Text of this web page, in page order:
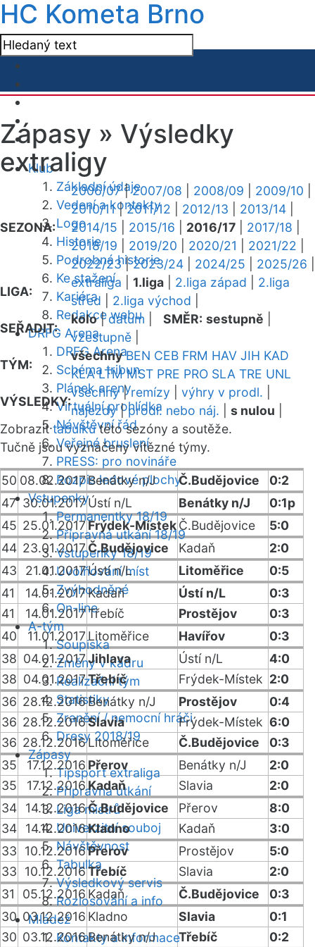
HC Kometa Brno
Klub
Základní údaje
Vedení a kontakty
Logo
Historie
Podrobná historie
Ke stažení
Kariéra
Redakce webu
DRFG Arena
DRFG Arena
Schéma tribun
Plánek areny
Virtuální prohlídka
Návštěvní řád
Veřejné bruslení
PRESS: pro novináře
Rozpis ledové plochy
Vstupenky
Permanentky 18/19
Přípravná utkání 18/19
Vstupenky 18/19
Uvolňování míst
Zvýhodněné
On-line
A-tým
Soupiska
Změny v kádru
Realizační tým
Statistiky
Zranění / nemocní hráči
Dresy 2018/19
Zápasy
Tipsport extraliga
Přípravná utkání
Liga mistrů
Univerzitní souboj
Návštěvnost
Tabulka
Výsledkový servis
Rozlosování a info
Mládež
Kontakty a informace
Zápasy » Výsledky
extraligy
SEZONA:
2006/07|2007/08 2008/09 2009/10
2010/11|2011/12 2012/13 2013/14
2014/15
2015/16 2016/17 2017/18
2018/19
2019/20 2020/21 2021/22
2022/23|2023/24 2024/25 2025/26
LIGA:
extraliga 1.liga 2.liga západ
2.liga
střed
2.liga východ
SEŘADIT:
kolo|datum SMĚR: sestupně
vzestupně
TÝM:
všechny BEN CEB FRM HAV JIH KAD
KLA LTM MST PRE PRO SLA TRE UNL
VÝSLEDKY:
všechny|remízy výhry v prodl.
nájezdy|prodl. nebo náj. s nulou
Zobrazittabulkutéto sezóny a soutěže.
Tučně jsou vyznačeny vítězné týmy.
50 08.02.2017Benátky n/J Č.Budějovice
0:2
47 30.01.2017Ústí n/L Benátky n/J
0:1p
45 25.01.2017Frýdek-MístekČ.Budějovice
5:0
44 23.01.2017Č.Budějovice Kadaň
2:0
43
21.01.2017Ústí n/L Litoměřice
0:5
41
14.01.2017Kadaň Ústí n/L
0:3
41
14.01.2017Třebíč Prostějov
0:3
40
11.01.2017 Litoměřice Havířov
0:3
38 04.01.2017Jihlava Ústí n/L
4:0
38 04.01.2017Třebíč Frýdek-Místek 2:0
36 28.12.2016Benátky n/J Prostějov
0:4
36 28.12.2016Slavia Frýdek-Místek 6:0
36 28.12.2016Litoměřice Č.Budějovice
0:3
35
17.12.2016 Přerov Benátky n/J
2:0
35
17.12.2016Kadaň Slavia
2:0
34
14.12.2016Č.Budějovice Přerov
8:0
34
14.12.2016Kladno Kadaň
3:0
33
10.12.2016Přerov Prostějov
5:0
33
10.12.2016Třebíč Slavia
2:0
31
05.12.2016 Kadaň Č.Budějovice
0:3
30 03.12.2016 Kladno Slavia
0:1
30 03.12.2016Benátky n/J Třebíč
0:2